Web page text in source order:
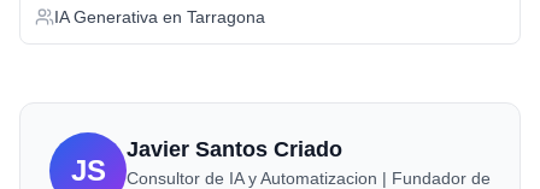
IA Generativa en Tarragona
JS
Javier Santos Criado
Consultor de IA y Automatizacion | Fundador de